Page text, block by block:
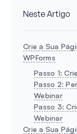
Neste Artigo
Crie a Sua
WPForms
Passo 1:
Passo 2:
Webinar
Passo 3:
Webinar
Crie a Sua